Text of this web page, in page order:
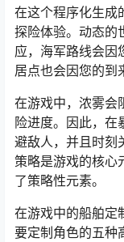
在这个程序化生成
探险体验。动态的
应，海军路线会因
居点也会因您的到
在游戏中，浓雾会
险进度。因此，在
避敌人，并且时刻
策略是游戏的核心
了策略性元素。
在游戏中的船舶定
要定制角色的五种